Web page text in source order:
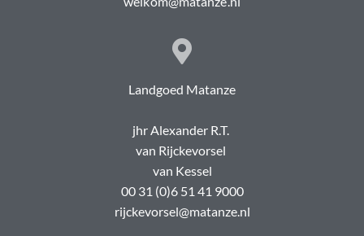
Landgoed Matanze
jhr Alexander R.T.
van Rijckevorsel
van Kessel
00 31 (0)6 51 41 9000
rijckevorsel@matanze.nl